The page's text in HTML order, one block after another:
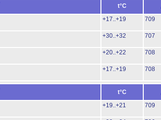
t°C
+17..+19 709
+30..+32 707
+20..+22 708
+17..+19 708
t°C
+19..+21 709